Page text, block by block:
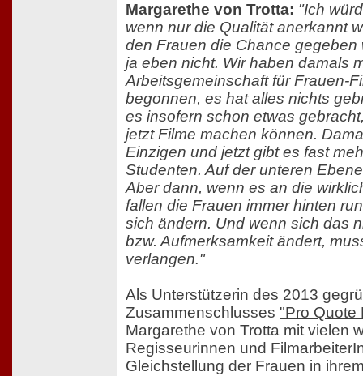
Margarethe von Trotta: "Ich
wenn nur die Qualität anerkannt
den Frauen die Chance gegeben
ja eben nicht. Wir haben damals
Arbeitsgemeinschaft für Frauen-
begonnen, es hat alles nichts
es insofern schon etwas
jetzt Filme machen können.
Einzigen und jetzt gibt es fast
Studenten. Auf der unteren
Aber dann, wenn es an die
fallen die Frauen immer hinten
sich ändern. Und wenn sich das
bzw. Aufmerksamkeit ändert,
verlangen."
Als Unterstützerin des 2013
Zusammenschlusses "Pro Quote
Margarethe von Trotta mit vielen
Regisseurinnen und
Gleichstellung der Frauen in